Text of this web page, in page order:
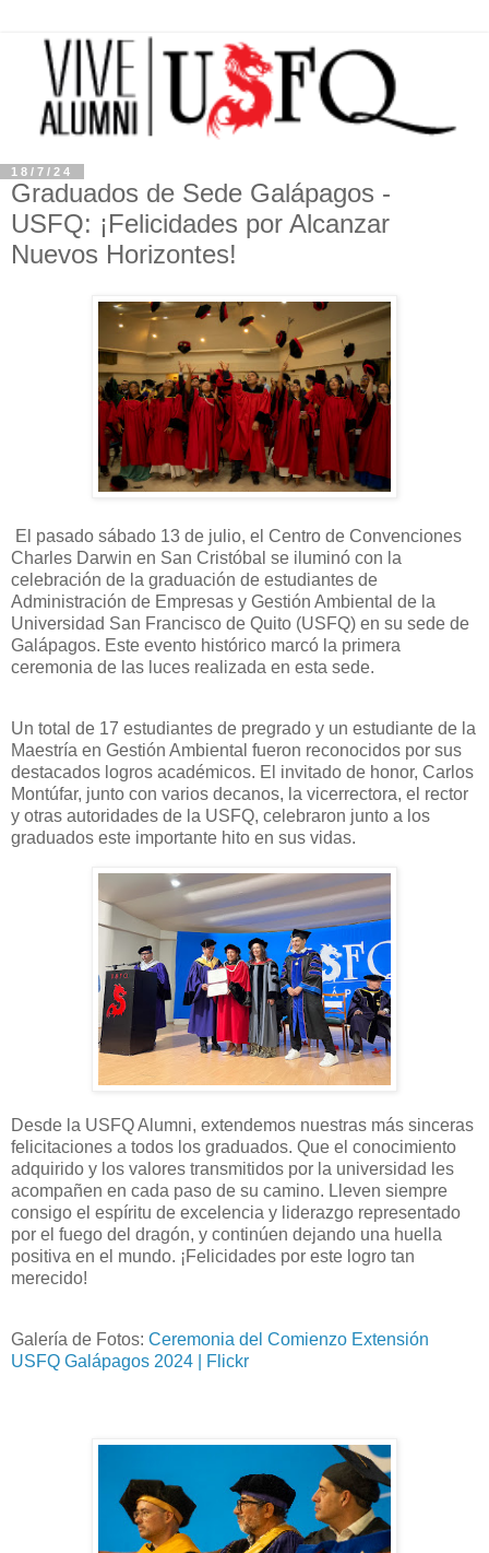
18/7/24
Graduados de Sede Galápagos -
USFQ: ¡Felicidades por Alcanzar
Nuevos Horizontes!
El pasado sábado 13 de julio, el Centro de Convenciones
Charles Darwin en San Cristóbal se iluminó con la
celebración de la graduación de estudiantes de
Administración de Empresas y Gestión Ambiental de la
Universidad San Francisco de Quito (USFQ) en su sede de
Galápagos. Este evento histórico marcó la primera
ceremonia de las luces realizada en esta sede.
Un total de 17 estudiantes de pregrado y un estudiante de la
Maestría en Gestión Ambiental fueron reconocidos por sus
destacados logros académicos. El invitado de honor, Carlos
Montúfar, junto con varios decanos, la vicerrectora, el rector
y otras autoridades de la USFQ, celebraron junto a los
graduados este importante hito en sus vidas.
Desde la USFQ Alumni, extendemos nuestras más sinceras
felicitaciones a todos los graduados. Que el conocimiento
adquirido y los valores transmitidos por la universidad les
acompañen en cada paso de su camino. Lleven siempre
consigo el espíritu de excelencia y liderazgo representado
por el fuego del dragón, y continúen dejando una huella
positiva en el mundo. ¡Felicidades por este logro tan
merecido!
Galería de Fotos: Ceremonia del Comienzo Extensión
USFQ Galápagos 2024 | Flickr